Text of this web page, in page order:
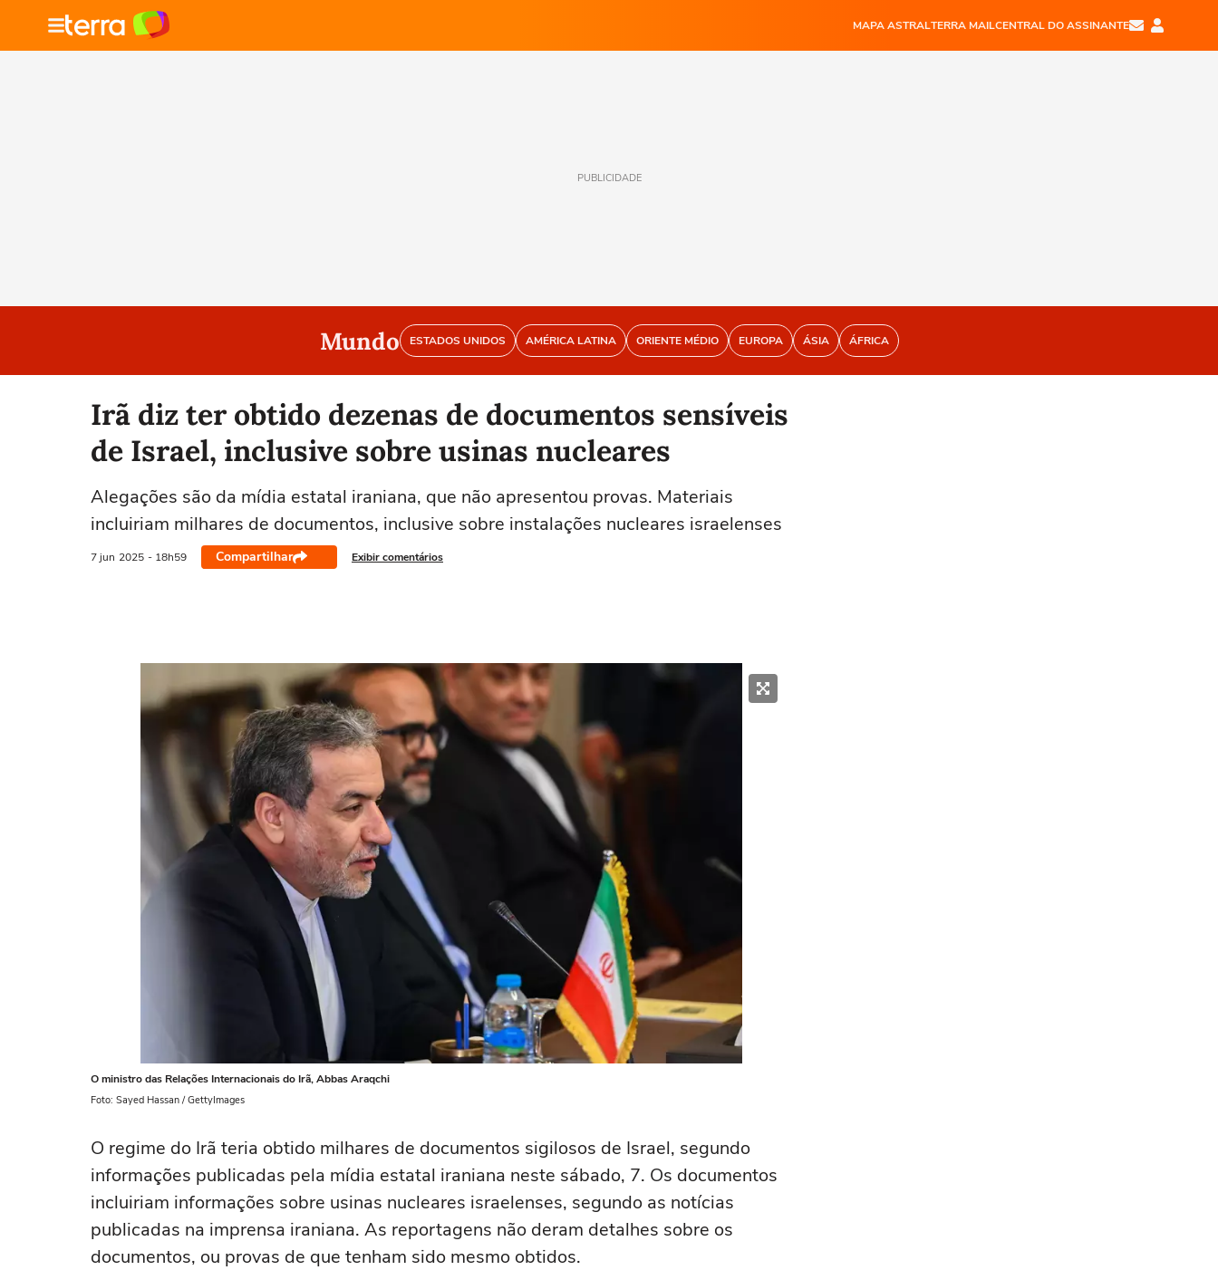
MAPA ASTRALTERRA MAILCENTRAL DO ASSINANTE
PUBLICIDADE
Mundo ESTADOS UNIDOS AMÉRICA LATINA ORIENTE MÉDIO EUROPA ÁSIA ÁFRICA
Irã diz ter obtido dezenas de documentos sensíveis
de Israel, inclusive sobre usinas nucleares
Alegações são da mídia estatal iraniana, que não apresentou provas. Materiais
incluiriam milhares de documentos, inclusive sobre instalações nucleares israelenses
7 jun 2025 - 18h59 Compartilhar Exibir comentários
O ministro das Relações Internacionais do Irã, Abbas Araqchi
Foto: Sayed Hassan / GettyImages
O regime do Irã teria obtido milhares de documentos sigilosos de Israel, segundo
informações publicadas pela mídia estatal iraniana neste sábado, 7. Os documentos
incluiriam informações sobre usinas nucleares israelenses, segundo as notícias
publicadas na imprensa iraniana. As reportagens não deram detalhes sobre os
documentos, ou provas de que tenham sido mesmo obtidos.